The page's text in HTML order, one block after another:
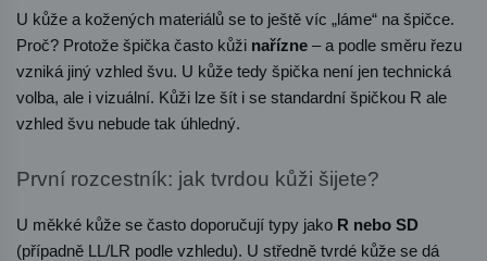
U kůže a kožených materiálů se to ještě víc „láme“ na špičce.
Proč? Protože špička často kůži nařízne – a podle směru řezu
vzniká jiný vzhled švu. U kůže tedy špička není jen technická
volba, ale i vizuální. Kůži lze šít i se standardní špičkou R ale
vzhled švu nebude tak úhledný.
První rozcestník: jak tvrdou kůži šijete?
U měkké kůže se často doporučují typy jako R nebo SD
(případně LL/LR podle vzhledu). U středně tvrdé kůže se dá